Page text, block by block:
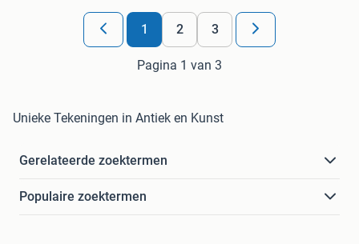
1 2 3
Pagina 1 van 3
Unieke Tekeningen in Antiek en Kunst
Gerelateerde zoektermen
Populaire zoektermen